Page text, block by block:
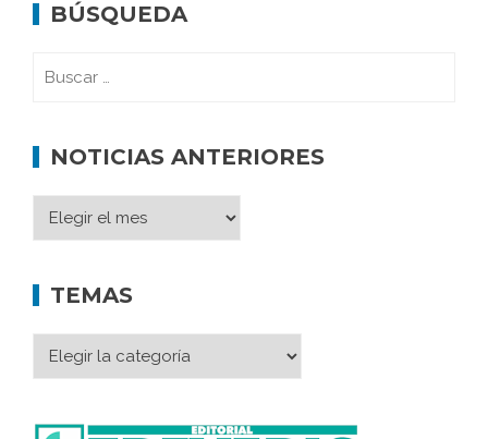
BÚSQUEDA
NOTICIAS ANTERIORES
TEMAS